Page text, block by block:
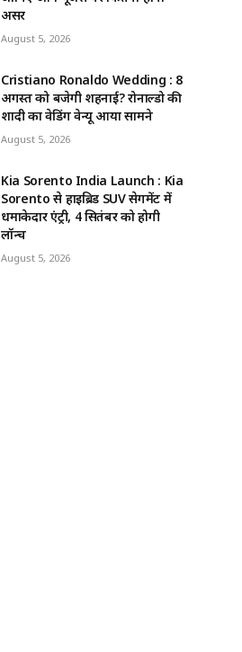
असर
August 5, 2026
Cristiano Ronaldo Wedding : 8
अगस्त को बजेगी शहनाई? रोनाल्डो की
शादी का वेडिंग वेन्यू आया सामने
August 5, 2026
Kia Sorento India Launch : Kia
Sorento से हाइब्रिड SUV सेगमेंट में
धमाकेदार एंट्री, 4 सितंबर को होगी
लॉन्च
August 5, 2026